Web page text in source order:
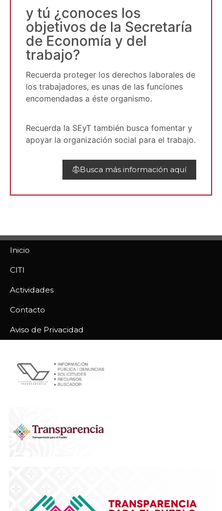
y tú ¿conoces los
objetivos de la Secretaría
de Economía y del
trabajo?
Recuerda proteger los derechos laborales de
los trabajadores, es unas de las funciones
encomendadas a éste organismo.
Recuerda la SEyT también busca fomentar y
apoyar la organización social para el trabajo.
Busca más información aquí
Inicio
CITI
Actividades
Contacto
Aviso de Privacidad